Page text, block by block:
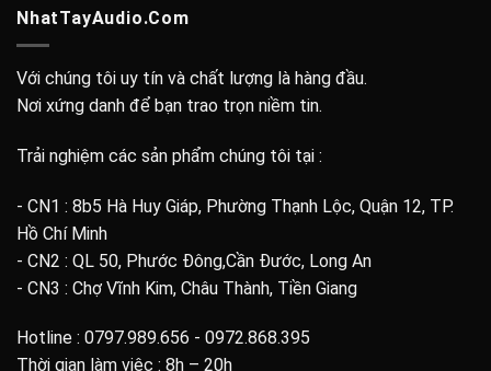
NhatTayAudio.Com
Với chúng tôi uy tín và chất lượng là hàng đầu.
Nơi xứng danh để bạn trao trọn niềm tin.
Trải nghiệm các sản phẩm chúng tôi tại :
- CN1 : 8b5 Hà Huy Giáp, Phường Thạnh Lộc, Quận 12, TP.
Hồ Chí Minh
- CN2 : QL 50, Phước Đông,Cần Đước, Long An
- CN3 : Chợ Vĩnh Kim, Châu Thành, Tiền Giang
Hotline : 0797.989.656 - 0972.868.395
Thời gian làm việc : 8h – 20h